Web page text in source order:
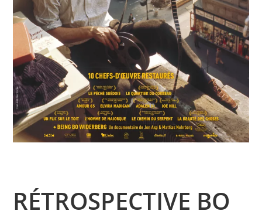
RÉTROSPECTIVE BO